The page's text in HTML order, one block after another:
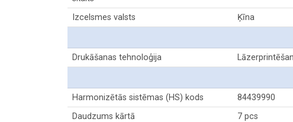
Izcelsmes valsts Ķīna
Drukāšanas tehnoloģija
Harmonizētās sistēmas (HS) kods
84439990
Daudzums kārtā
7 pcs